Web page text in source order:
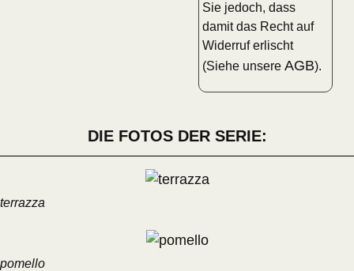
Sie jedoch, dass
damit das Recht auf
Widerruf erlischt
(Siehe unsereAGB).
DIE FOTOS DER SERIE:
terrazza
pomello